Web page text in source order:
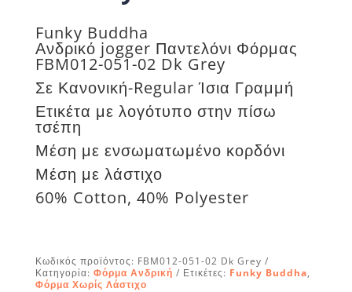
Funky Buddha
Ανδρικό jogger Παντελόνι Φόρμας
FBM012-051-02 Dk Grey
Σε Κανονική-Regular Ίσια Γραμμή
Ετικέτα με λογότυπο στην πίσω
τσέπη
Μέση με ενσωματωμένο κορδόνι
Μέση με λάστιχο
60% Cotton, 40% Polyester
Κωδικός προϊόντος: FBM012-051-02 Dk Grey
Κατηγορία: Φόρμα Ανδρική Ετικέτες: Funky Buddha,
Φόρμα Χωρίς Λάστιχο